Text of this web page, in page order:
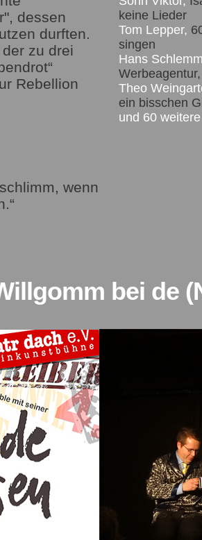
bei de
keine Lieder
Tom Lepper,
singen
Hans
Theo
ein bisschen
und 60
dessen
durften.
zu drei
Rebellion
wenn